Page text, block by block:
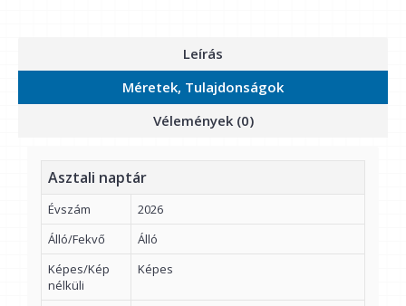
Leírás
Méretek, Tulajdonságok
Vélemények (0)
Asztali naptár
Évszám
2026
Álló/Fekvő
Álló
Képes/Kép
nélküli
Képes